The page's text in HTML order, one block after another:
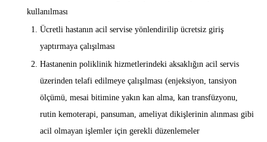
kullanılması
Ücretli hastanın acil servise yönlendirilip ücretsiz giriş
yaptırmaya çalışılması
Hastanenin poliklinik hizmetlerindeki aksaklığın acil servis
üzerinden telafi edilmeye çalışılması (enjeksiyon, tansiyon
ölçümü, mesai bitimine yakın kan alma, kan transfüzyonu,
rutin kemoterapi, pansuman, ameliyat dikişlerinin alınması gibi
acil olmayan işlemler için gerekli düzenlemeler